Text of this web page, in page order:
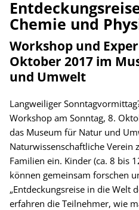
Chemie und
Workshop und
Oktober 2017 im
und Umwelt
Langweiliger
Workshop am Sonntag, 8.
das Museum für Natur und
Naturwissenschaftliche Verein
Familien ein. Kinder (ca. 8 bis
können gemeinsam forschen
„Entdeckungsreise in die Welt
erfahren die Teilnehmer, wie